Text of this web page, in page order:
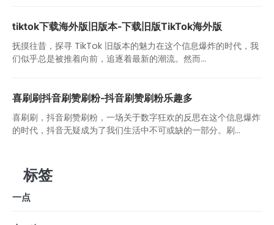
tiktok下载海外版旧版本-下载旧版TikTok海外版
抚摸往昔，探寻 TikTok 旧版本的魅力在这个信息爆炸的时代，我
们似乎总是被推着向前，追逐着最新的潮流。然而...
喜刷刷抖音刷赞刷粉-抖音刷赞刷粉乐趣多
喜刷刷，抖音刷赞刷粉，一场关于数字狂欢的反思在这个信息爆炸
的时代，抖音无疑成为了我们生活中不可或缺的一部分。刷...
标签
一点